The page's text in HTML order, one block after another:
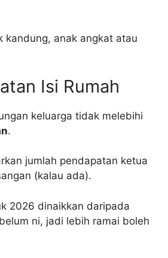
kandung, anak angkat atau
Isi Rumah
keluarga tidak melebihi
.
jumlah pendapatan ketua
(kalau ada).
2026 dinaikkan daripada
ni, jadi lebih ramai boleh